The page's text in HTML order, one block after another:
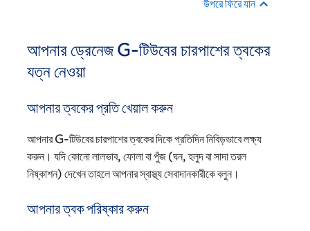
উপরে ফিরে যান
আপনার ড্রেনেজ G-টিউবের চারপাশের ত্বকের
যত্ন নেওয়া
আপনার ত্বকের প্রতি খেয়াল করুন
আপনার G-টিউবের চারপাশের ত্বকের দিকে প্রতিদিন নিবিড়ভাবে লক্ষ্য
করুন। যদি কোনো লালভাব, ফোলা বা পুঁজ (ঘন, হলুদ বা সাদা তরল
নিষ্কাশন) দেখেন তাহলে আপনার স্বাস্থ্য সেবাদানকারীকে বলুন।
আপনার ত্বক পরিষ্কার করুন